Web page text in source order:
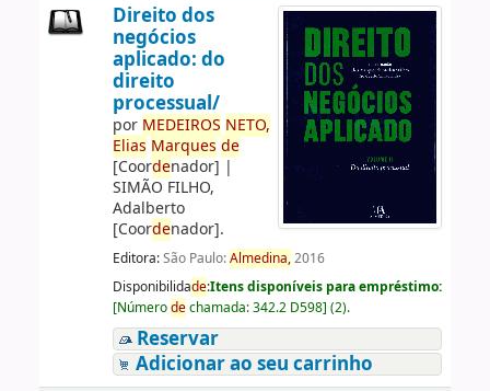
Direito dos
negócios
aplicado: do
direito
processual/
por MEDEIROS NETO,
Elias Marques de
[Coordenador] |
SIMÃO FILHO,
Adalberto
[Coordenador].
Editora:São Paulo:Almedina,2016
Disponibilidade:Itens disponíveis para empréstimo:
[Númerodechamada:342.2 D598] (2).
Reservar
Adicionar ao seu carrinho